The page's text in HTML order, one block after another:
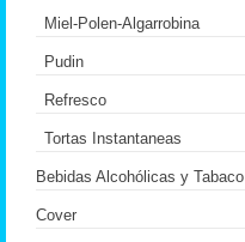
Miel-Polen-Algarrobina
Pudin
Refresco
Tortas Instantaneas
Bebidas Alcohólicas y Tabaco
Cover